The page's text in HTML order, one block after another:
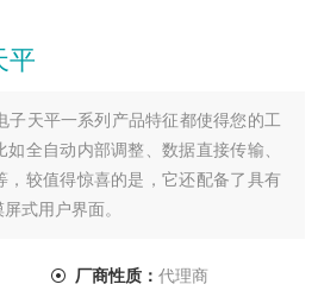
平
子天平一系列产品特征都使得您的工
全自动内部调整、数据直接传输、
，较值得惊喜的是，它还配备了具有
式用户界面。
厂商性质： 代理商